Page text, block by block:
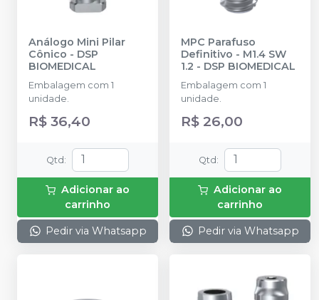
Análogo Mini Pilar
Cônico - DSP
BIOMEDICAL
Embalagem com 1
unidade.
R$ 36,40
Qtd :
Adicionar ao
carrinho
Pedir via Whatsapp
MPC Parafuso
Definitivo - M1.4 SW
1.2 - DSP BIOMEDICAL
Embalagem com 1
unidade.
R$ 26,00
Qtd :
Adicionar ao
carrinho
Pedir via Whatsapp